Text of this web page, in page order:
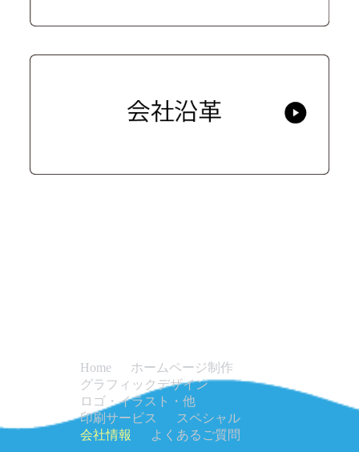
Home
ホームページ制作
グラフィックデザイン
ロゴ・イラスト・他
印刷サービス
スペシャル
会社情報
よくあるご質問